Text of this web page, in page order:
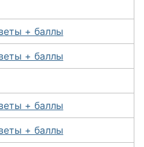
+ баллы
+ баллы
+ баллы
+ баллы